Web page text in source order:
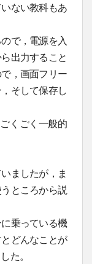
ない教科もあ
で，電源を入
出力すること
，画面フリー
そして保存し
くごく一般的
ましたが，ま
ところから説
乗っている機
どんなことが
た。